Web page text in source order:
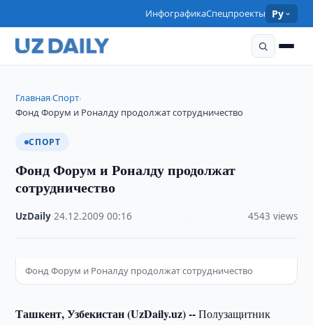
ИнфографикаСпецпроекты Ру
Главная›Спорт›
Фонд Форум и Роналду продолжат сотрудничество
СПОРТ
Фонд Форум и Роналду продолжат
сотрудничество
UzDaily ·24.12.2009 ·00:16 4543 views
Фонд Форум и Роналду продолжат сотрудничество
Ташкент, Узбекистан (UzDaily.uz) --Полузащитник